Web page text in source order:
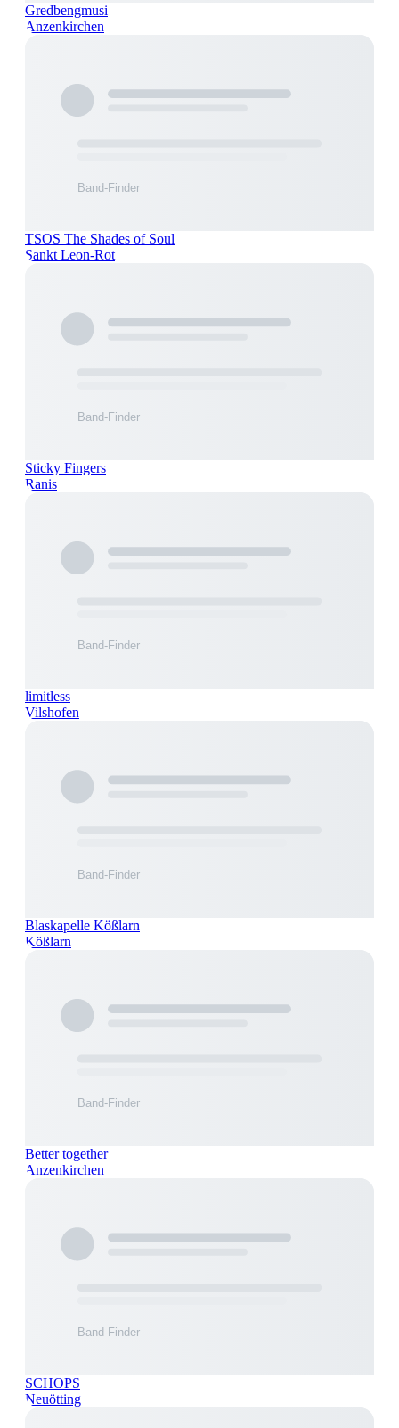
Gredbengmusi
Anzenkirchen
TSOS The Shades of Soul
Sankt Leon-Rot
Sticky Fingers
Ranis
limitless
Vilshofen
Blaskapelle Kößlarn
Kößlarn
Better together
Anzenkirchen
SCHOPS
Neuötting